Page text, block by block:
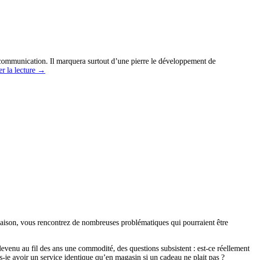
Il marquera surtout d’une pierre le développement de
la lecture →
vous rencontrez de nombreuses problématiques qui pourraient être
au fil des ans une commodité, des questions subsistent : est-ce réellement
avoir un service identique qu’en magasin si un cadeau ne plait pas ?